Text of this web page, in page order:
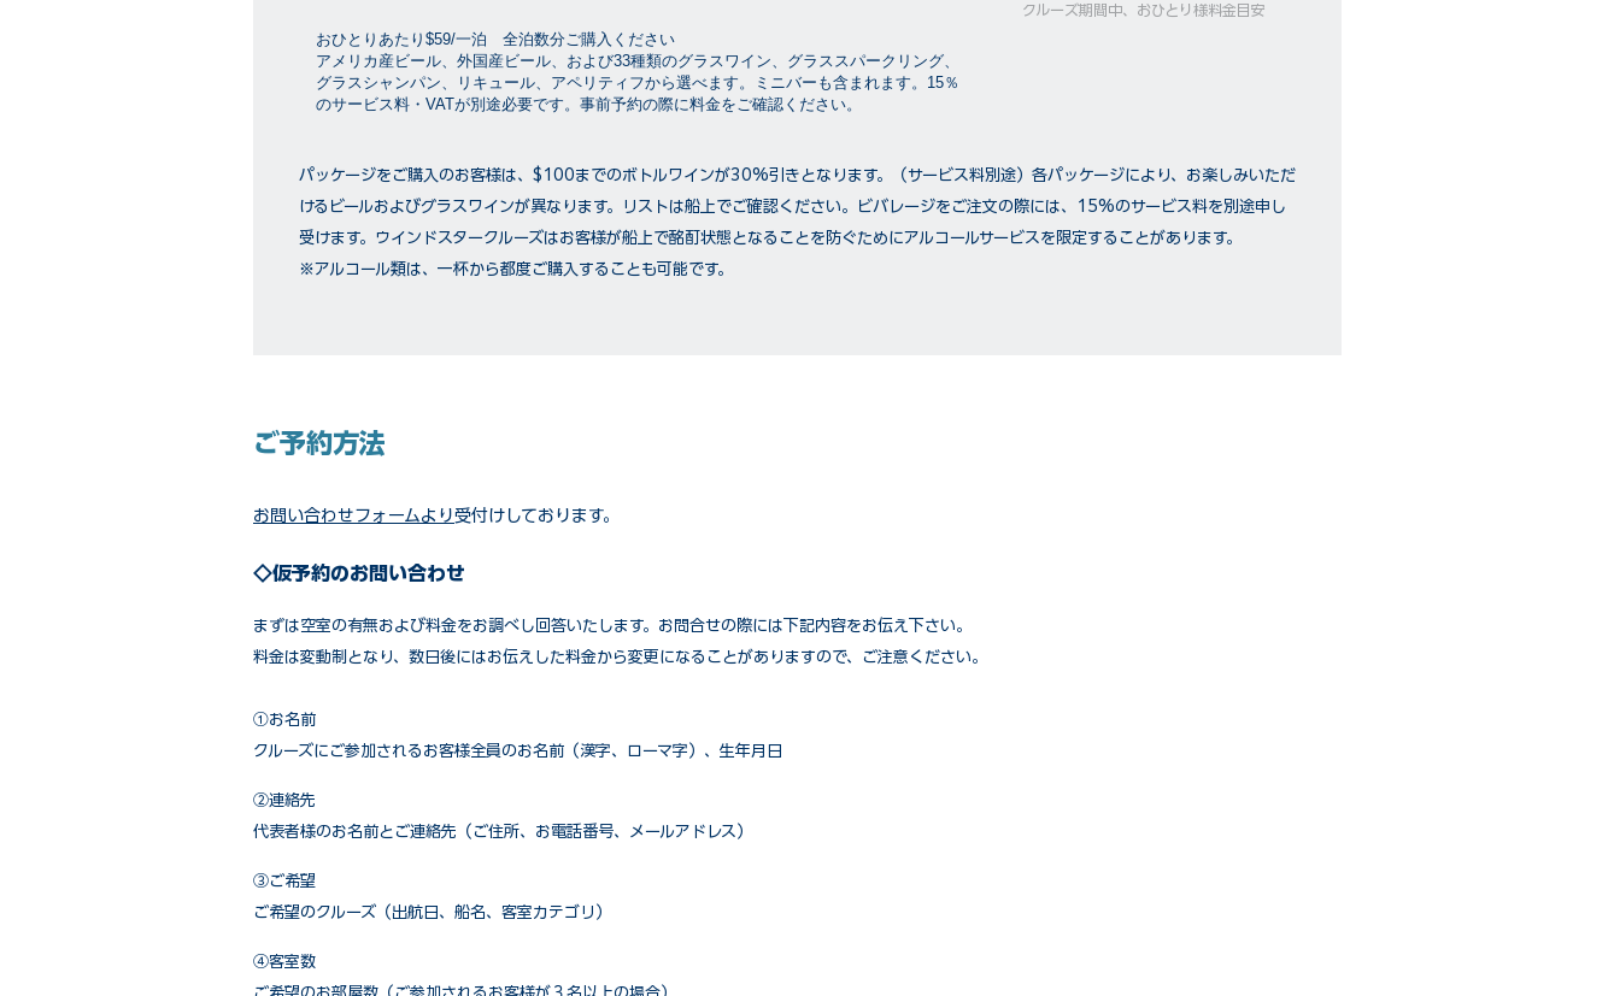
​​クルーズ期間中、おひとり様料金目安
おひとりあたり$59/一泊 全泊数分ご購入ください
アメリカ産ビール、外国産ビール、および33種類のグラスワイン、グラススパークリング、
グラスシャンパン、リキュール、アペリティフから選べます。ミニバーも含まれます。15％
のサービス料・VATが別途必要です。事前予約の際に料金をご確認ください。
パッケージをご購入のお客様は、$100までのボトルワインが30%引きとなります。（サービス料別途）各パッケージにより、お楽しみいただ
けるビールおよびグラスワインが異なります。リストは船上でご確認ください。ビバレージをご注文の際には、15%のサービス料を別途申し
受けます。ウインドスタークルーズはお客様が船上で酩酊状態となることを防ぐためにアルコールサービスを限定することがあります。
※アルコール類は、一杯から都度ご購入することも可能です。
ご予約方法
お問い合わせフォームより受付けしております。
◇仮予約のお問い合わせ
まずは空室の有無および料金をお調べし回答いたします。お問合せの際には下記内容をお伝え下さい。
料金は変動制となり、数日後にはお伝えした料金から変更になることがありますので、ご注意ください。
①お名前
クルーズにご参加されるお客様全員のお名前（漢字、ローマ字）、生年月日
②連絡先
代表者様のお名前とご連絡先（ご住所、お電話番号、メールアドレス）
③ご希望
ご希望のクルーズ（出航日、船名、客室カテゴリ）
④客室数